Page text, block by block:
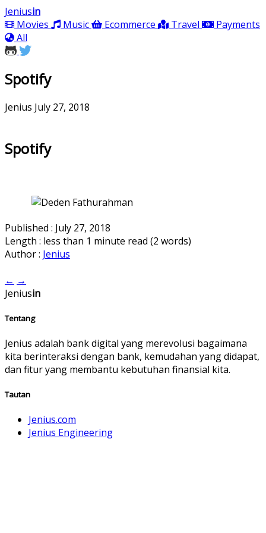
Jeniusin
Movies
Music Ecommerce Travel
Payments
All
Spotify
Jenius July 27, 2018
Spotify
Published : July 27, 2018
Length : less than 1 minute read (2 words)
Author : Jenius
← →
Jeniusin
Tentang
Jenius adalah bank digital yang merevolusi bagaimana
kita berinteraksi dengan bank, kemudahan yang didapat,
dan fitur yang membantu kebutuhan finansial kita.
Tautan
Jenius.com
Jenius Engineering